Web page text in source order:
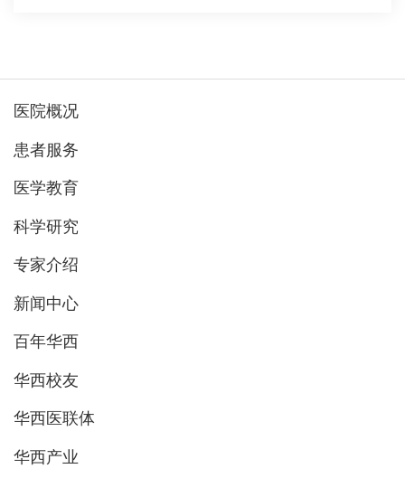
医院概况
患者服务
医学教育
科学研究
专家介绍
新闻中心
百年华西
华西校友
华西医联体
华西产业